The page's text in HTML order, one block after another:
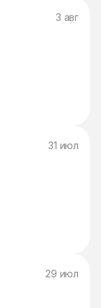
3 авг
31 июл
29 июл